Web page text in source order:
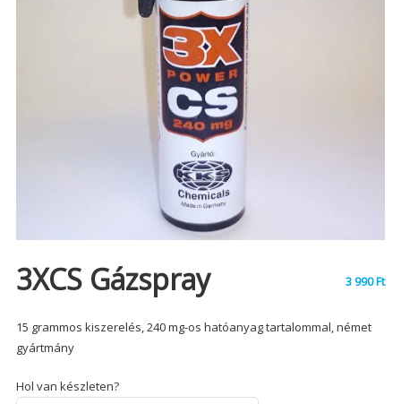
3XCS Gázspray 3 990Ft
15 grammos kiszerelés, 240 mg-os hatóanyag tartalommal, német
gyártmány
Hol van készleten?